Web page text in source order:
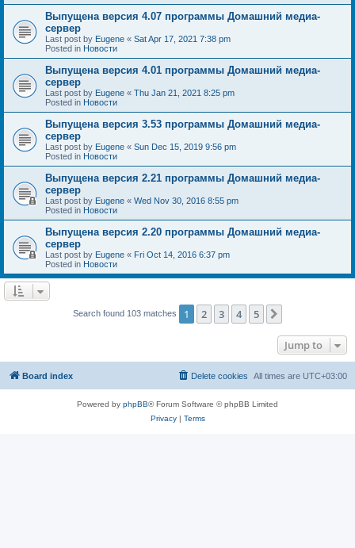
Выпущена версия 4.07 программы Домашний медиа-
сервер
Last post by Eugene « Sat Apr 17, 2021 7:38 pm
Posted in Новости
Выпущена версия 4.01 программы Домашний медиа-
сервер
Last post by Eugene « Thu Jan 21, 2021 8:25 pm
Posted in Новости
Выпущена версия 3.53 программы Домашний медиа-
сервер
Last post by Eugene « Sun Dec 15, 2019 9:56 pm
Posted in Новости
Выпущена версия 2.21 программы Домашний медиа-
сервер
Last post by Eugene « Wed Nov 30, 2016 8:55 pm
Posted in Новости
Выпущена версия 2.20 программы Домашний медиа-
сервер
Last post by Eugene « Fri Oct 14, 2016 6:37 pm
Posted in Новости
Search found 103 matches 1 2 3 4 5
Jump to
Board index All times are UTC+03:00
Delete cookies
Powered by phpBB® Forum Software © phpBB Limited
Privacy| Terms